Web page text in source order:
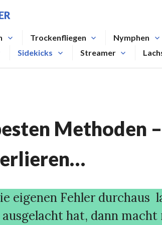
Trockenfliegen Nymphen
Sidekicks Streamer
Methoden
eigenen Fehler durchaus
hat, dann macht